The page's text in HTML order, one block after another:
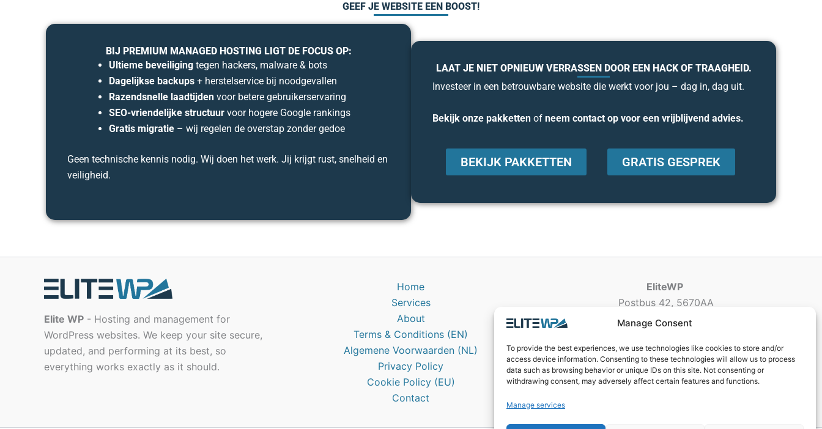
Manage Consent
To provide the best experiences, we use technologies like cookies to store and/or
access device information. Consenting to these technologies will allow us to process
data such as browsing behavior or unique IDs on this site. Not consenting or
withdrawing consent, may adversely affect certain features and functions.
Manage services
GEEF JE WEBSITE EEN BOOST!
BIJ PREMIUM MANAGED HOSTING LIGT DE FOCUS OP:
Ultieme beveiliging tegen hackers, malware & bots
Dagelijkse backups + herstelservice bij noodgevallen
Razendsnelle laadtijden voor betere gebruikerservaring
SEO-vriendelijke structuur voor hogere Google rankings
Gratis migratie – wij regelen de overstap zonder gedoe
Geen technische kennis nodig. Wij doen het werk. Jij krijgt rust, snelheid en
veiligheid.
LAAT JE NIET OPNIEUW VERRASSEN DOOR EEN HACK OF TRAAGHEID.
Investeer in een betrouwbare website die werkt voor jou – dag in, dag uit.
Bekijk onze pakketten of neem contact op voor een vrijblijvend advies.
BEKIJK PAKKETTEN GRATIS GESPREK
Elite WP - Hosting and management for
WordPress websites. We keep your site secure,
updated, and performing at its best, so
everything works exactly as it should.
Home
Services
About
Terms & Conditions (EN)
Algemene Voorwaarden (NL)
Privacy Policy
Cookie Policy (EU)
Contact
EliteWP
Postbus 42, 5670AA
Nuenen, The Netherlands